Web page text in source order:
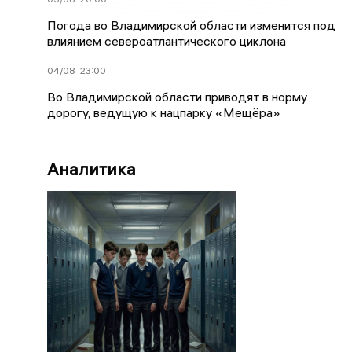
Погода во Владимирской области изменится под
влиянием североатлантического циклона
04/08 23:00
Во Владимирской области приводят в норму
дорогу, ведущую к нацпарку «Мещёра»
Аналитика